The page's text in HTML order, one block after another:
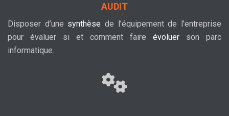
AUDIT
Disposer d’une synthèse de l’équipement de l’entreprise
pour évaluer si et comment faire évoluer son parc
informatique.